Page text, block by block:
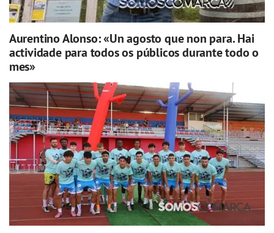
Aurentino Alonso: «Un agosto que non para. Hai
actividade para todos os públicos durante todo o
mes»